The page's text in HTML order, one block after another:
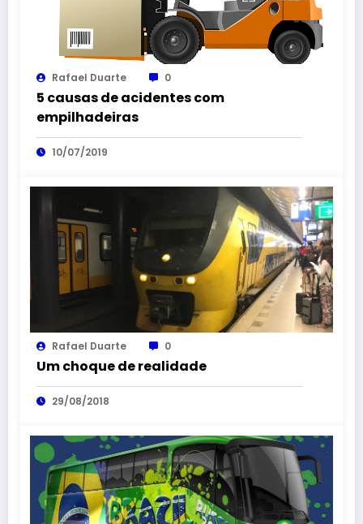
Rafael Duarte 0
5 causas de acidentes com
empilhadeiras
10/07/2019
Rafael Duarte 0
Um choque de realidade
29/08/2018